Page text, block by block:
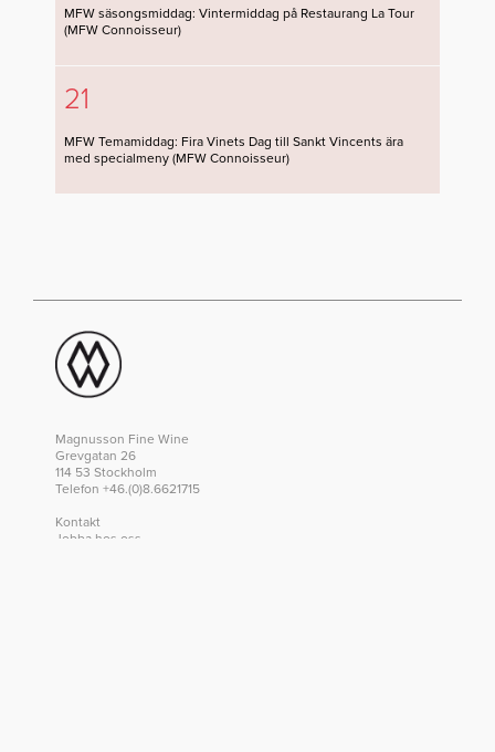
MFW säsongsmiddag: Vintermiddag på Restaurang La Tour
(MFW Connoisseur)
21
MFW Temamiddag: Fira Vinets Dag till Sankt Vincents ära
med specialmeny (MFW Connoisseur)
Kontakt
Jobba hos oss
Magnusson Fine Wine
Grevgatan 26
114 53 Stockholm
Telefon +46.(0)8.6621715